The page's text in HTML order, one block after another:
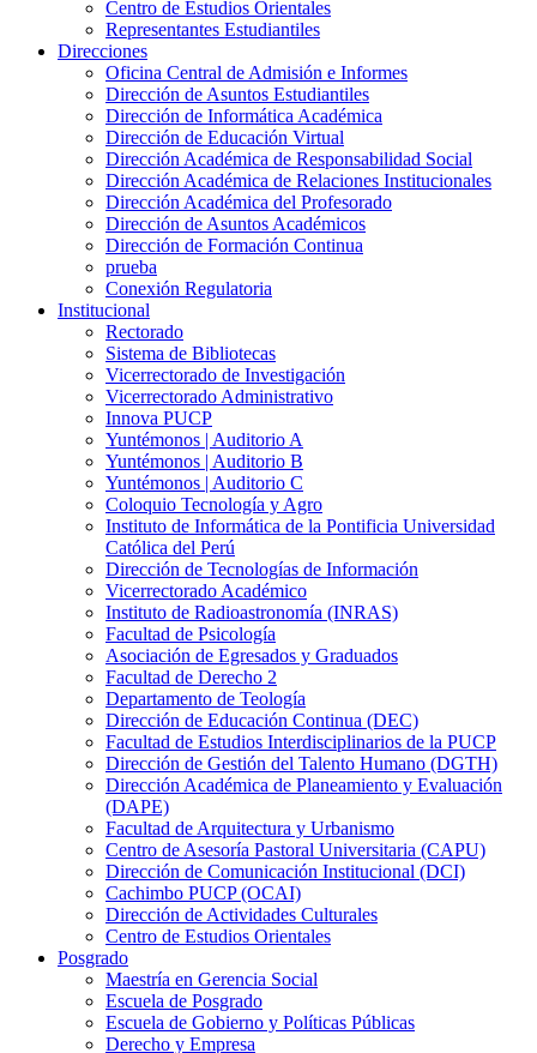
Centro de Estudios Orientales
Representantes Estudiantiles
Direcciones
Oficina Central de Admisión e Informes
Dirección de Asuntos Estudiantiles
Dirección de Informática Académica
Dirección de Educación Virtual
Dirección Académica de Responsabilidad Social
Dirección Académica de Relaciones Institucionales
Dirección Académica del Profesorado
Dirección de Asuntos Académicos
Dirección de Formación Continua
prueba
Conexión Regulatoria
Institucional
Rectorado
Sistema de Bibliotecas
Vicerrectorado de Investigación
Vicerrectorado Administrativo
Innova PUCP
Yuntémonos | Auditorio A
Yuntémonos | Auditorio B
Yuntémonos | Auditorio C
Coloquio Tecnología y Agro
Instituto de Informática de la Pontificia Universidad
Católica del Perú
Dirección de Tecnologías de Información
Vicerrectorado Académico
Instituto de Radioastronomía (INRAS)
Facultad de Psicología
Asociación de Egresados y Graduados
Facultad de Derecho 2
Departamento de Teología
Dirección de Educación Continua (DEC)
Facultad de Estudios Interdisciplinarios de la PUCP
Dirección de Gestión del Talento Humano (DGTH)
Dirección Académica de Planeamiento y Evaluación
(DAPE)
Facultad de Arquitectura y Urbanismo
Centro de Asesoría Pastoral Universitaria (CAPU)
Dirección de Comunicación Institucional (DCI)
Cachimbo PUCP (OCAI)
Dirección de Actividades Culturales
Centro de Estudios Orientales
Posgrado
Maestría en Gerencia Social
Escuela de Posgrado
Escuela de Gobierno y Políticas Públicas
Derecho y Empresa